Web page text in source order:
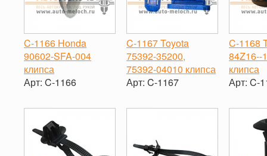
C-1166 Honda
90602‐SFA-004
клипса
Арт: C-1166
-
+
C-1167 Toyota
75392-35200,
75392-04010 клипса
Арт: C-1167
-
+
C-1168
84Z16-
клипса
Арт: C-
-